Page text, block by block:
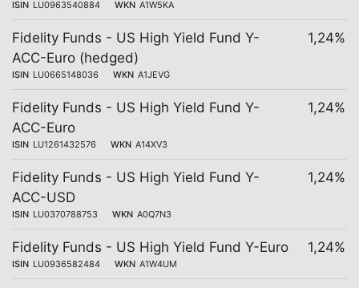
ISIN LU0963540884 WKN A1W5KA
Fidelity Funds - US High Yield Fund Y-
ACC-Euro (hedged)
ISIN LU0665148036 WKN A1JEVG
1,24%
Fidelity Funds - US High Yield Fund Y-
ACC-Euro
ISIN LU1261432576 WKN A14XV3
1,24%
Fidelity Funds - US High Yield Fund Y-
ACC-USD
ISIN LU0370788753 WKN A0Q7N3
1,24%
Fidelity Funds - US High Yield Fund Y-Euro
ISIN LU0936582484 WKN A1W4UM
1,24%